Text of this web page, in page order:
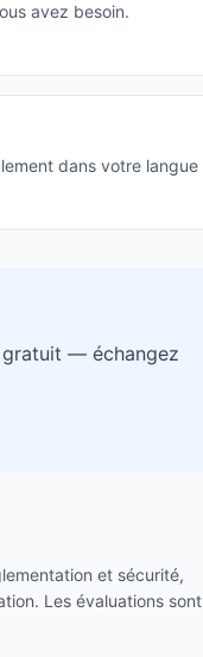
avez besoin.
dans votre langue
gratuit — échangez
et sécurité,
Les évaluations sont